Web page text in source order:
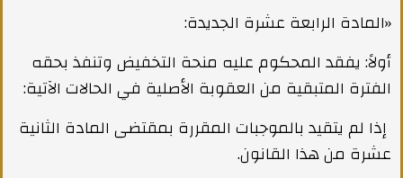
«المادة الرابعة عشرة الجديدة:
أولاً: يفقد المحكوم عليه منحة التخفيض وتنفذ بحقه
الفترة المتبقية من العقوبة الأصلية في الحالات الآتية:
إذا لم يتقيد بالموجبات المقررة بمقتضى المادة الثانية
عشرة من هذا القانون.